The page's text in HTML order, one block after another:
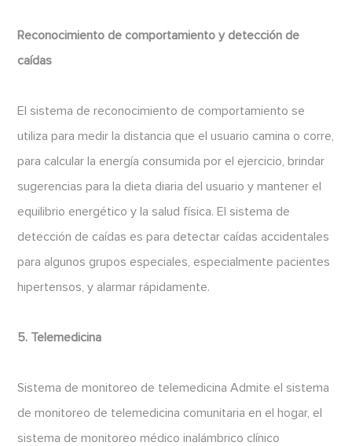
Reconocimiento de comportamiento y detección de
caídas
El sistema de reconocimiento de comportamiento se
utiliza para medir la distancia que el usuario camina o corre,
para calcular la energía consumida por el ejercicio, brindar
sugerencias para la dieta diaria del usuario y mantener el
equilibrio energético y la salud física. El sistema de
detección de caídas es para detectar caídas accidentales
para algunos grupos especiales, especialmente pacientes
hipertensos, y alarmar rápidamente.
5. Telemedicina
Sistema de monitoreo de telemedicina Admite el sistema
de monitoreo de telemedicina comunitaria en el hogar, el
sistema de monitoreo médico inalámbrico clínico